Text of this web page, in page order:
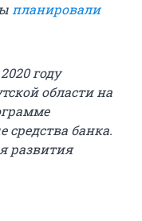
планировали
году
области на
банка.
развития